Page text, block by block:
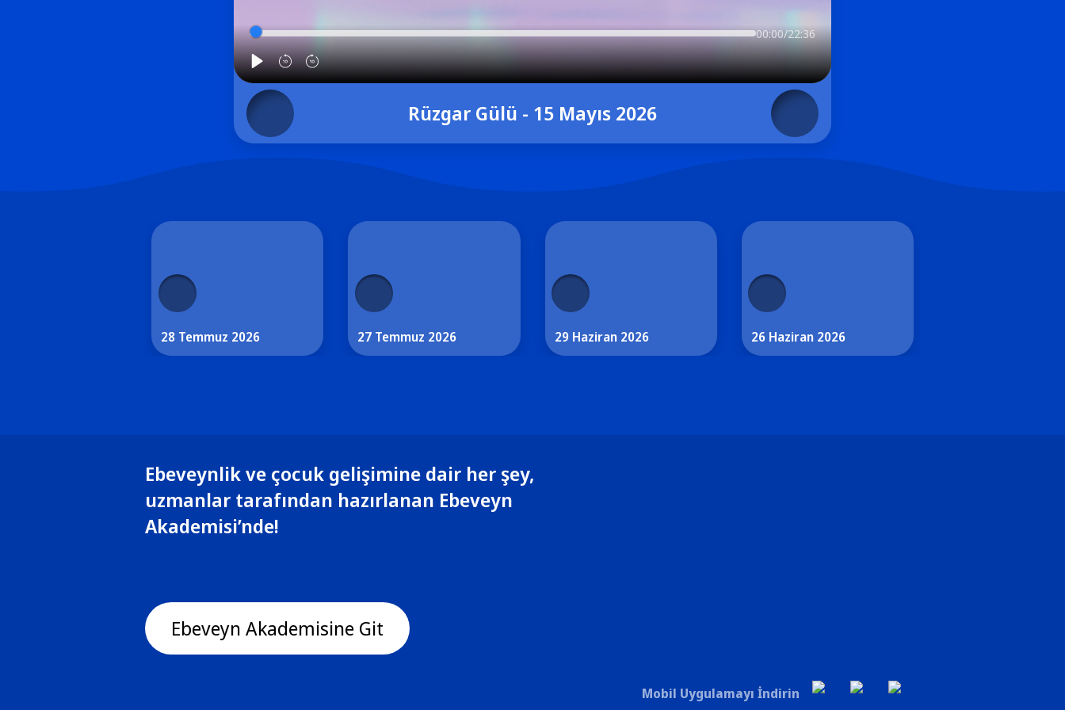
00:00/22:36
Rüzgar Gülü - 15 Mayıs 2026
28 Temmuz 2026 27 Temmuz 2026 29 Haziran 2026 26 Haziran 2026
Ebeveynlik ve çocuk gelişimine dair her şey,
uzmanlar tarafından hazırlanan Ebeveyn
Akademisi’nde!
Ebeveyn Akademisine Git
Mobil Uygulamayı İndirin